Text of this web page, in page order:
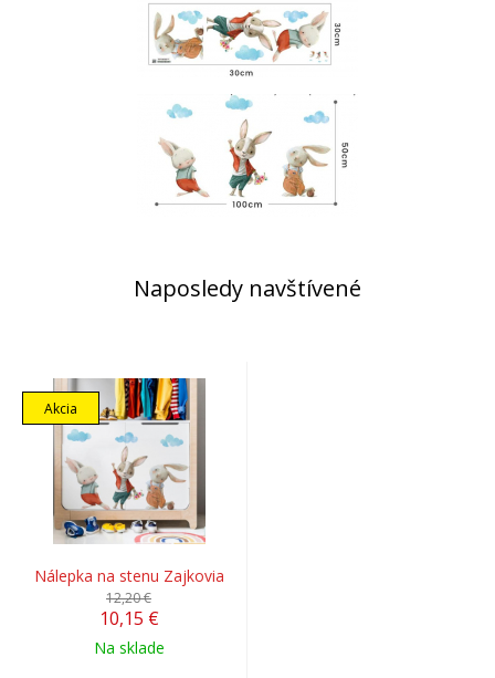
Naposledy navštívené
Akcia
Nálepka na stenu Zajkovia
12,20 €
10,15 €
Na sklade